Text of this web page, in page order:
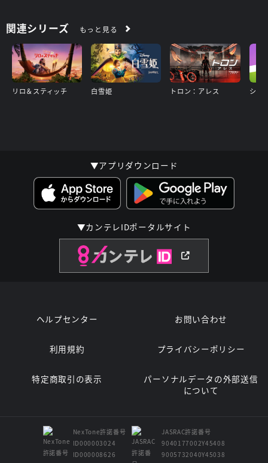
関連シリーズ もっと見る
リロ＆スティッチ 白雪姫 トロン：アレス
▼アプリダウンロード
▼カンテレIDポータルサイト
ヘルプセンター お問い合わせ
利用規約 プライバシーポリシー
特定商取引の表示
パーソナルデータの外部送信
について
NexTone許諾番号
ID000003024
ID000008626
JASRAC許諾番号
9040177002Y45408
9005732040Y45038